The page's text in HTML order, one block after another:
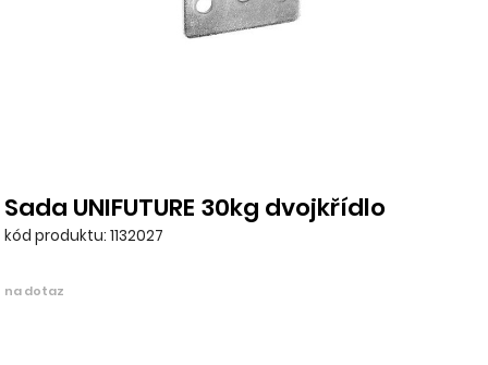
Sada UNIFUTURE 30kg dvojkřídlo
kód produktu: 1132027
na dotaz